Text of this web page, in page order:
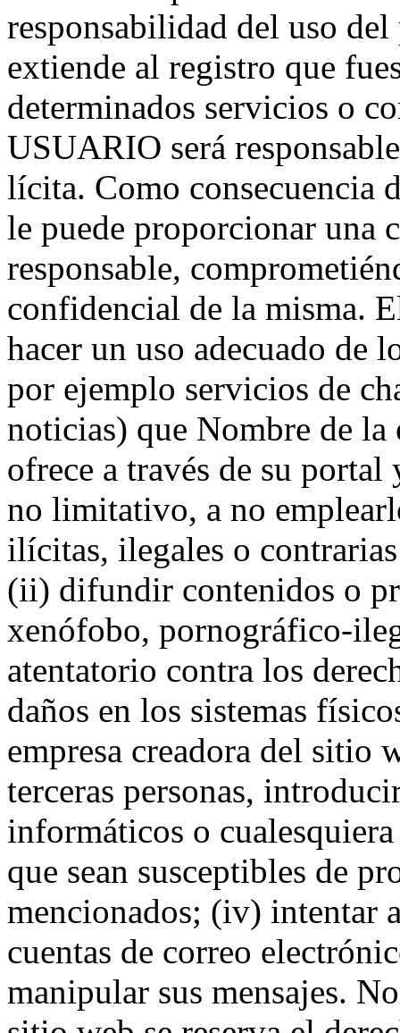
responsabilidad del uso
extiende al registro que
determinados servicios o
USUARIO será
lícita. Como consecuencia
le puede proporcionar una
responsable,
confidencial de la misma.
hacer un uso adecuado de
por ejemplo servicios de
noticias) que Nombre de la
ofrece a través de su
no limitativo, a no
ilícitas, ilegales o
(ii) difundir contenidos o
xenófobo, pornográfico-
atentatorio contra los
daños en los sistemas
empresa creadora del sitio
terceras personas,
informáticos o
que sean susceptibles de
mencionados; (iv) intentar
cuentas de correo
manipular sus mensajes.